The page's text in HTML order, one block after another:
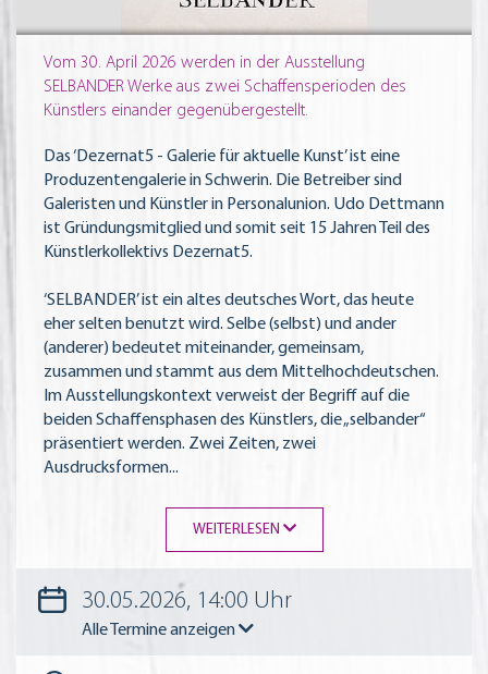
Vom 30. April 2026 werden in der Ausstellung
SELBANDER Werke aus zwei Schaffensperioden des
Künstlers einander gegenübergestellt.
Das ‘Dezernat5 - Galerie für aktuelle Kunst’ ist eine
Produzentengalerie in Schwerin. Die Betreiber sind
Galeristen und Künstler in Personalunion. Udo Dettmann
ist Gründungsmitglied und somit seit 15 Jahren Teil des
Künstlerkollektivs Dezernat5.
‘SELBANDER’ ist ein altes deutsches Wort, das heute
eher selten benutzt wird. Selbe (selbst) und ander
(anderer) bedeutet miteinander, gemeinsam,
zusammen und stammt aus dem Mittelhochdeutschen.
Im Ausstellungskontext verweist der Begriff auf die
beiden Schaffensphasen des Künstlers, die „selbander“
präsentiert werden. Zwei Zeiten, zwei
Ausdrucksformen...
WEITERLESEN
30.05.2026, 14:00 Uhr
Alle Termine anzeigen